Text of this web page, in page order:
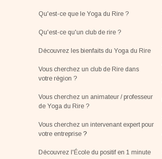
Qu'est-ce que le Yoga du Rire ?
Qu'est-ce qu'un club de rire ?
Découvrez les bienfaits du Yoga du Rire
Vous cherchez un club de Rire dans
votre région ?
Vous cherchez un animateur / professeur
de Yoga du Rire ?
Vous cherchez un intervenant expert pour
votre entreprise?
Découvrez l'École du positif en 1 minute